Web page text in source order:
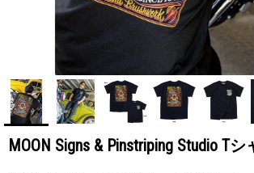
MOON Signs & Pinstriping Studio Tシ